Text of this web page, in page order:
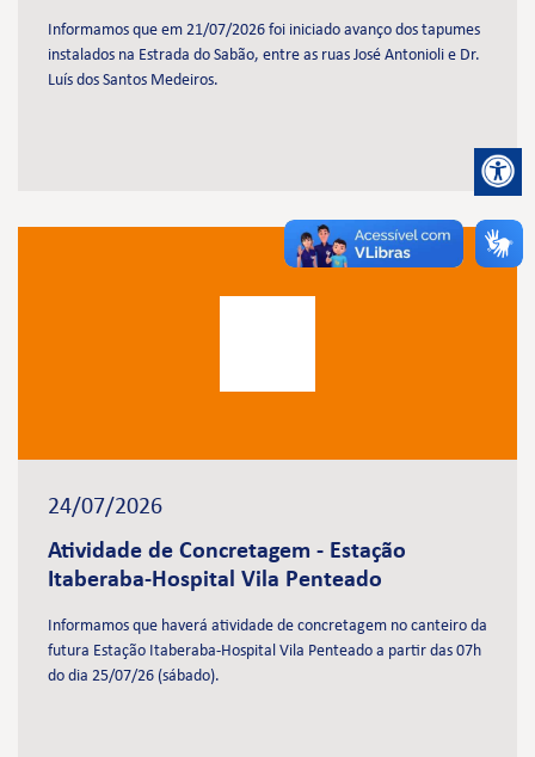
Informamos que em 21/07/2026 foi iniciado avanço dos tapumes
instalados na Estrada do Sabão, entre as ruas José Antonioli e Dr.
Luís dos Santos Medeiros.
24/07/2026
Atividade de Concretagem - Estação
Itaberaba-Hospital Vila Penteado
Informamos que haverá atividade de concretagem no canteiro da
futura Estação Itaberaba-Hospital Vila Penteado a partir das 07h
do dia 25/07/26 (sábado).